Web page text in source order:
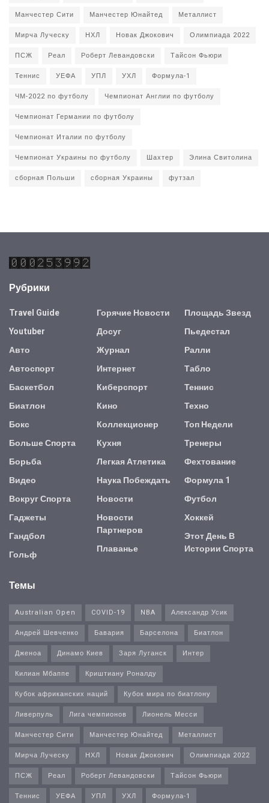
Манчестер Сити
Манчестер Юнайтед
Металлист
Мирча Луческу
НХЛ Новак Джокович
Олимпиада 2022
ПСЖ
Реал Роберт Левандовски
Тайсон Фьюри
Теннис
УЕФА УПЛ УХЛ
Формула-1
ЧМ-2022 по футболу
Чемпионат Англии по футболу
Чемпионат Германии по футболу
Чемпионат Италии по футболу
Чемпионат Украины по футболу
Шахтер
Элина Свитолина
сборная Польши
сборная Украины футзал
Рубрики
Travel Guide
Youtuber
Авто
Автоспорт
Баскетбол
Биатлон
Бокс
Больше Спорта
Борьба
Видео
Вокруг Спорта
Гаджеты
Гандбол
Гольф
Горячие Новости
Досуг
Журнал
Интернет
Киберспорт
Кино
Коллекционер
Кухня
Легкая Атлетика
Наука Побеждать
Новости
Новости
Партнеров
Плаванье
Площадь Звезд
Пьедестал
Ралли
Табло
Теннис
Техно
Топ Недели
Тренеры
Фехтование
Формула 1
Футбол
Хоккей
Этот День В
Истории Спорта
Темы
Australian Open COVID-19 NBA
Александр Усик
Андрей Шевченко
Бавария Барселона
Биатлон
Дженоа
Динамо Киев Заря Луганск
Интер
Килиан Мбаппе
Криштиану Роналду
Кубок африканских наций
Кубок мира по биатлону
Ливерпуль
Лига чемпионов
Лионель Месси
Манчестер Сити
Манчестер Юнайтед
Металлист
Мирча Луческу
НХЛ Новак Джокович
Олимпиада 2022
ПСЖ
Реал Роберт Левандовски
Тайсон Фьюри
Теннис
УЕФА УПЛ УХЛ Формула-1